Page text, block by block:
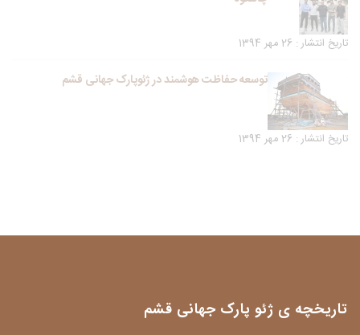
تاریخ انتشار : 26 مهر 1394
توسعه حفاظت هوشمند در ژئوپارک جهانی قشم
تاریخ انتشار : 26 مهر 1394
تاریخچه ی ژئو پارک جهانی قشم